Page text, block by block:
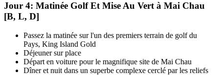
Jour 4: Matinée Golf Et Mise Au Vert à Mai Chau
[B, L, D]
Passez la matinée sur l'un des premiers terrain de golf du
Pays, King Island Gold
Déjeuner sur place
Départ en voiture pour le magnifique site de Mai Chau
Dîner et nuit dans un superbe complexe cerclé par les reliefs